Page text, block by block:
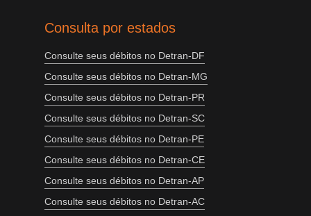
Consulta por estados
Consulte seus débitos no Detran-DF
Consulte seus débitos no Detran-MG
Consulte seus débitos no Detran-PR
Consulte seus débitos no Detran-SC
Consulte seus débitos no Detran-PE
Consulte seus débitos no Detran-CE
Consulte seus débitos no Detran-AP
Consulte seus débitos no Detran-AC